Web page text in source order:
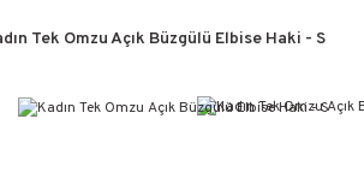
Tek Omzu Açık Büzgülü Elbise Haki - S